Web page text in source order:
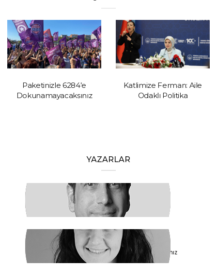
Paketinizle 6284’e
Dokunamayacaksınız
Katlimize Ferman: Aile
Odaklı Politika
YAZARLAR
HAKAN ÖZTÜRK
Barışa Başlamalıyız
FİDAN ATASELİM
Paketinizle 6284’e Dokunamayacaksınız